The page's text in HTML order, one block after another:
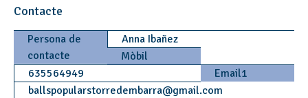
Contacte
Persona de
contacte
Anna Ibañez
Mòbil
635564949
Email1
ballspopularstorredembarra@gmail.com